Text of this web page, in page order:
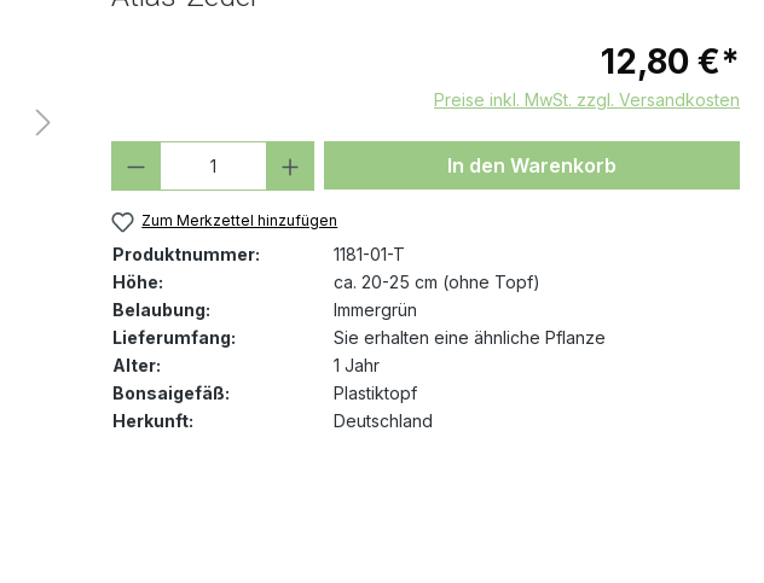
12,80 €*
Preise inkl. MwSt. zzgl. Versandkosten
Produkt Anzahl: Gib den gewünschten Wert
In den Warenkorb
Zum Merkzettel hinzufügen
Produktnummer:
1181-01-T
Höhe:
ca. 20-25 cm (ohne Topf)
Belaubung:
Immergrün
Lieferumfang:
Sie erhalten eine ähnliche Pflanze
Alter:
1 Jahr
Bonsaigefäß:
Plastiktopf
Herkunft:
Deutschland